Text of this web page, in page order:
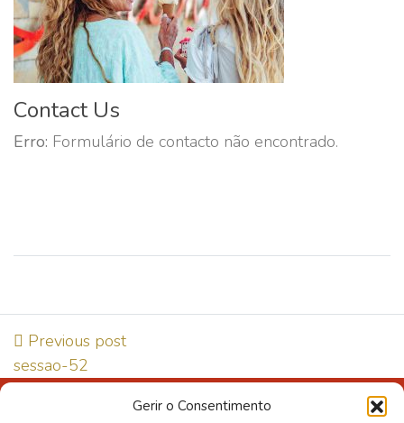
Gerir o Consentimento
Contact Us
Erro: Formulário de contacto não encontrado.
Previous post
sessao-52